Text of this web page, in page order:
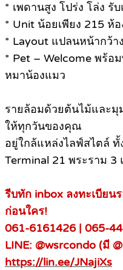
* เพดานสูง โปร่ง โล่ง รั
* Unit น้อยเพียง 215 ห้
* Layout แปลนหน้ากว้า
* Pet – Welcome พร้อ
หมาน้องแมว
รายล้อมด้วยต้นไม้และมุ
ให้ทุกวันของคุณ
อยู่ใกล้แหล่งไลฟ์สไตล์ ทั้
Terminal 21 พระราม 3
รีบทัก inbox ลงทะเบียน
ก่อนใคร!
061-6161426 | 065-
LINE: @wsrcondo (มี
https://lin.ee/JNajiXs